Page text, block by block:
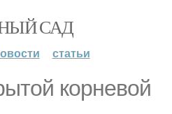
САД
статьи
корневой